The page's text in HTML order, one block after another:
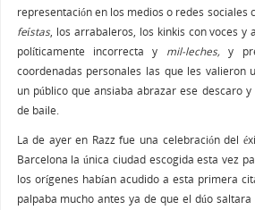
representación en los medios o redes sociales
feístas, los arrabaleros, los kinkis con voces y
políticamente incorrecta y mil-leches,y
coordenadas personales las que les valieron
un público que ansiaba abrazar ese descaro
de baile.
La de ayer en Razz fue una celebración del
Barcelona la única ciudad escogida esta vez
los orígenes habían acudido a esta primera
palpaba mucho antes ya de que el dúo